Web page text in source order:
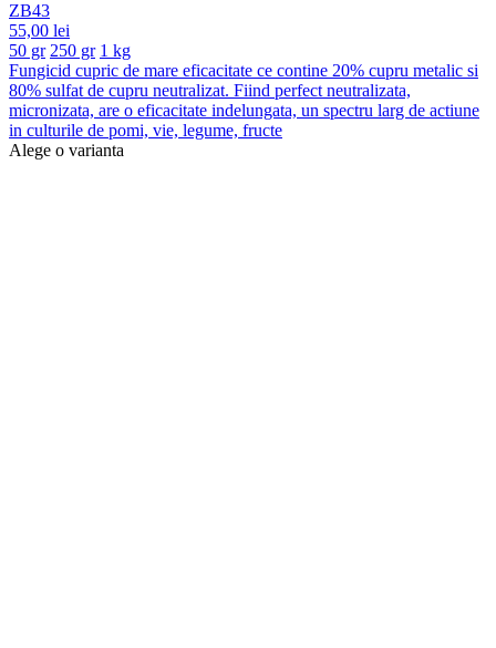
ZB43
55,00 lei
50 gr 250 gr 1 kg
Fungicid cupric de mare eficacitate ce contine 20% cupru metalic si
80% sulfat de cupru neutralizat. Fiind perfect neutralizata,
micronizata, are o eficacitate indelungata, un spectru larg de actiune
in culturile de pomi, vie, legume, fructe
Alege o varianta